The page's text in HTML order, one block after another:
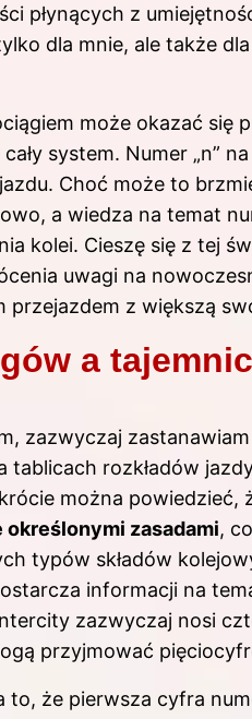
płynących z
dla mnie, ale także
może okazać się
system. Numer „n”
Choć może to
a wiedza na temat
kolei. Cieszę się z tej
uwagi na
przejazdem z większą
a
zazwyczaj
rozkładów
można powiedzieć,
określonymi zasadami,
typów składów
informacji na
zazwyczaj nosi
przyjmować
że pierwsza cyfra